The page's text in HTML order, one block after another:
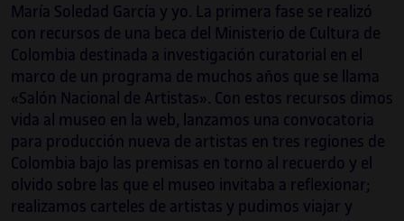
María Soledad García y yo. La primera fase se realizó
con recursos de una beca del Ministerio de Cultura de
Colombia destinada a investigación curatorial en el
marco de un programa de muchos años que se llama
«Salón Nacional de Artistas». Con estos recursos dimos
vida al museo en la web, lanzamos una convocatoria
para producción nueva de artistas en tres regiones de
Colombia bajo las premisas en torno al recuerdo y el
olvido sobre las que el museo invitaba a reflexionar;
realizamos carteles de artistas y pudimos viajar y